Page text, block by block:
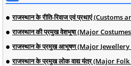
राजस्थान के रीति-रिवाज एवं प्रथाएं
राजस्थान की प्रमुख वेशभूषा (Major
राजस्थान के प्रमुख आभूषण (Major
राजस्थान के प्रमुख लोक वाद्य यंत्र (Major